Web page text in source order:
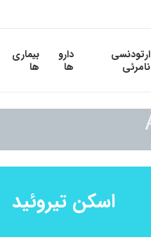
ارتودنسی
نامرئی
دارو
ها
بیماری
ها
اسکن تیروئید